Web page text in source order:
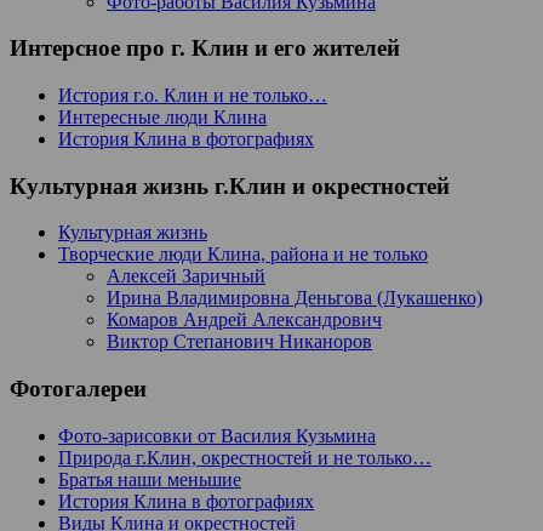
Интерсное про г. Клин и его жителей
История г.о. Клин и не только…
Интересные люди Клина
История Клина в фотографиях
Культурная жизнь г.Клин и окрестностей
Культурная жизнь
Творческие люди Клина, района и не только
Алексей Заричный
Ирина Владимировна Деньгова (Лукашенко)
Комаров Андрей Александрович
Виктор Степанович Никаноров
Фотогалереи
Фото-зарисовки от Василия Кузьмина
Природа г.Клин, окрестностей и не только…
Братья наши меньшие
История Клина в фотографиях
Виды Клина и окрестностей